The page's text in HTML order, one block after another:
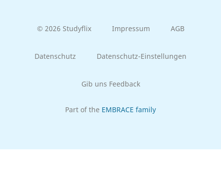
© 2026 Studyflix Impressum AGB
Datenschutz Datenschutz-Einstellungen
Gib uns Feedback
Part of the EMBRACE family